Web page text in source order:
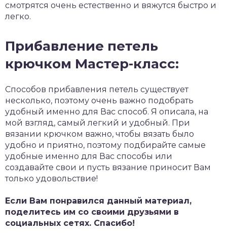
смотрятся очень естественно и вяжутся быстро и
легко.
Прибавление петель
крючком Мастер-класс:
Способов прибавления петель существует
несколько, поэтому очень важно подобрать
удобный именно для Вас способ. Я описала, на
мой взгляд, самый легкий и удобный. При
вязании крючком важно, чтобы вязать было
удобно и приятно, поэтому подбирайте самые
удобные именно для Вас способы или
создавайте свои и пусть вязание приносит Вам
только удовольствие!
Если Вам понравился данный материал,
поделитесь им со своими друзьями в
социальных сетях. Спасибо!